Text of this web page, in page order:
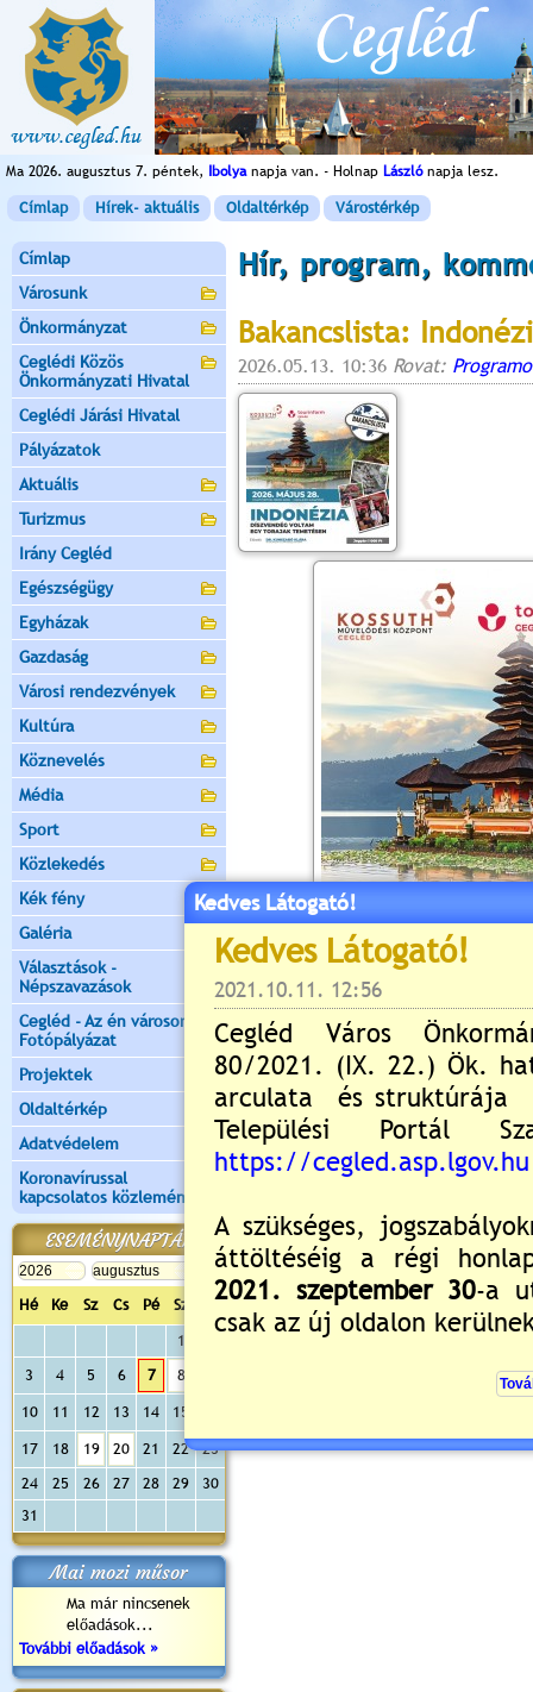
Ma 2026. augusztus 7. péntek, Ibolyanapja van. - Holnap Lászlónapja lesz.
Címlap Hírek- aktuális Oldaltérkép Várostérkép
Címlap
Városunk
Önkormányzat
Ceglédi Közös
Önkormányzati Hivatal
Ceglédi Járási Hivatal
Pályázatok
Aktuális
Turizmus
Irány Cegléd
Egészségügy
Egyházak
Gazdaság
Városi rendezvények
Kultúra
Köznevelés
Média
Sport
Közlekedés
Kék fény
Galéria
Választások -
Népszavazások
Cegléd - Az én városom -
Fotópályázat
Projektek
Oldaltérkép
Adatvédelem
Koronavírussal
kapcsolatos közlemények
ESEMÉNYNAPTÁR
Hé Ke Sz Cs Pé Sz
Va
1
3
4 5 6 7 8
10 11 12 13 14 15
17 18 19 20 21 22
23
24
25 26 27 28 29
30
31
Mai mozi műsor
Ma már nincsenek
előadások...
További előadások »
Hír, program,
Bakancslista:
2026.05.13. 10:36 Rovat:
Értékelés: 5/2
Még nincsenek hozzászólások
Új hozzászólás:
Kérjük jelentkezzen be,
Kedves Látogató!